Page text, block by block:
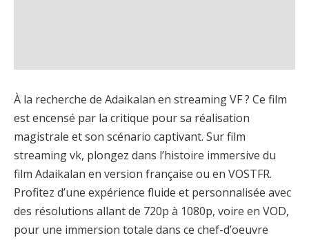
À la recherche de Adaikalan en streaming VF ? Ce film
est encensé par la critique pour sa réalisation
magistrale et son scénario captivant. Sur film
streaming vk, plongez dans l’histoire immersive du
film Adaikalan en version française ou en VOSTFR.
Profitez d’une expérience fluide et personnalisée avec
des résolutions allant de 720p à 1080p, voire en VOD,
pour une immersion totale dans ce chef-d’oeuvre